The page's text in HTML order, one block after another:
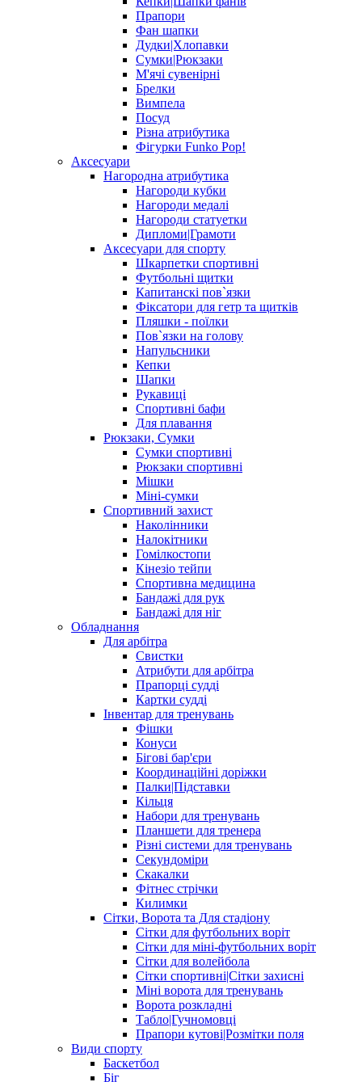
Прапори
Фан шапки
Дудки|Хлопавки
Сумки|Рюкзаки
М'ячі сувенірні
Брелки
Вимпела
Посуд
Різна атрибутика
Фігурки Funko Pop!
Аксесуари
Нагородна атрибутика
Нагороди кубки
Нагороди медалі
Нагороди статуетки
Дипломи|Грамоти
Аксесуари для спорту
Шкарпетки спортивні
Футбольні щитки
Капитанскі пов`язки
Фіксатори для гетр та щитків
Пляшки - поїлки
Пов`язки на голову
Напульсники
Кепки
Шапки
Рукавиці
Спортивні бафи
Для плавання
Рюкзаки, Сумки
Сумки спортивні
Рюкзаки спортивні
Мішки
Міні-сумки
Спортивний захист
Наколінники
Налокітники
Гомілкостопи
Кінезіо тейпи
Спортивна медицина
Бандажі для рук
Бандажі для ніг
Обладнання
Для арбітра
Свистки
Атрибути для арбітра
Прапорці судді
Картки судді
Інвентар для тренувань
Фішки
Конуси
Бігові бар'єри
Координаційні доріжки
Палки|Підставки
Кільця
Набори для тренувань
Планшети для тренера
Різні системи для тренувань
Секундоміри
Скакалки
Фітнес стрічки
Килимки
Сітки, Ворота та Для стадіону
Сітки для футбольних воріт
Сітки для міні-футбольних воріт
Сітки для волейбола
Сітки спортивні|Cітки захисні
Міні ворота для тренувань
Ворота розкладні
Табло|Гучномовці
Прапори кутові|Розмітки поля
Види спорту
Баскетбол
Біг